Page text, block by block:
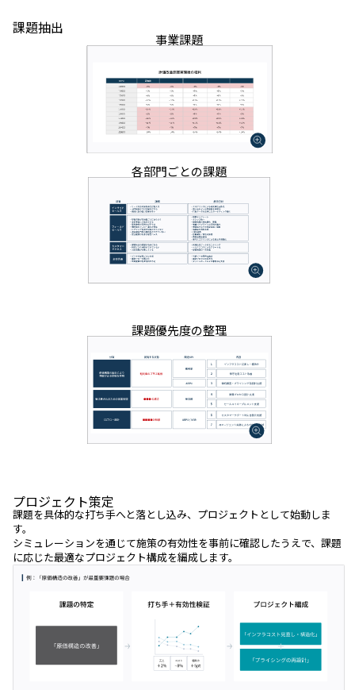
課題抽出
事業課題
各部門ごとの課題
課題優先度の整理
プロジェクト策定
課題を具体的な打ち手へと落とし込み、プロジェクトとして始動しま
す。
シミュレーションを通じて施策の有効性を事前に確認したうえで、課題
に応じた最適なプロジェクト構成を編成します。